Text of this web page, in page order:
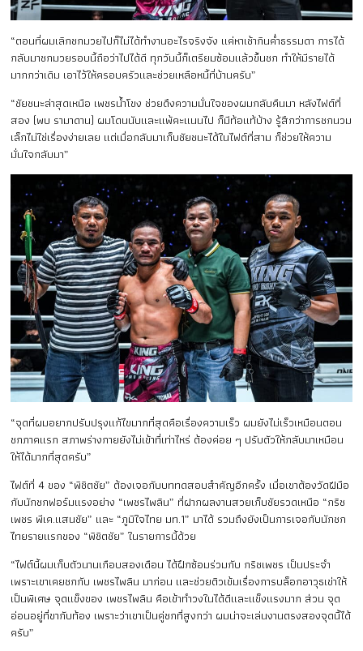
“ตอนที่ผมเลิกชกมวยไปก็ไม่ได้ทำงานอะไรจริงจัง แค่หาเช้ากินค่ำธรรมดา การได้
กลับมาชกมวยรอบนี้ถือว่าไปได้ดี ทุกวันนี้ก็เตรียมซ้อมแล้วขึ้นชก ทำให้มีรายได้
มากกว่าเดิม เอาไว้ให้ครอบครัวและช่วยเหลือหนี้ที่บ้านครับ”
“ชัยชนะล่าสุดเหนือ เพชรน้ำโขง ช่วยดึงความมั่นใจของผมกลับคืนมา หลังไฟต์ที่
สอง (พบ รามาดาน) ผมโดนนับและแพ้คะแนนไป ก็มีท้อแท้บ้าง รู้สึกว่าการชกนวม
เล็กไม่ใช่เรื่องง่ายเลย แต่เมื่อกลับมาเก็บชัยชนะได้ในไฟต์ที่สาม ก็ช่วยให้ความ
มั่นใจกลับมา”
“จุดที่ผมอยากปรับปรุงแก้ไขมากที่สุดคือเรื่องความเร็ว ผมยังไม่เร็วเหมือนตอน
ชกภาคแรก สภาพร่างกายยังไม่เข้าที่เท่าไหร่ ต้องค่อย ๆ ปรับตัวให้กลับมาเหมือน
ให้ได้มากที่สุดครับ”
ไฟต์ที่ 4 ของ “พิชิตชัย” ต้องเจอกับบททดสอบสำคัญอีกครั้ง เมื่อเขาต้องวัดฝีมือ
กับนักชกฟอร์มแรงอย่าง “เพชรไพลิน” ที่ฝากผลงานสวยเก็บชัยรวดเหนือ “กริช
เพชร พีเค.แสนชัย” และ “ภูมิใจไทย มท.1” มาได้ รวมถึงยังเป็นการเจอกับนักชก
ไทยรายแรกของ “พิชิตชัย” ในรายการนี้ด้วย
“ไฟต์นี้ผมเก็บตัวนานเกือบสองเดือน ได้ฝึกซ้อมร่วมกับ กริชเพชร เป็นประจำ
เพราะเขาเคยชกกับ เพชรไพลิน มาก่อน และช่วยติวเข้มเรื่องการบล็อกอาวุธเข่าให้
เป็นพิเศษ จุดแข็งของ เพชรไพลิน คือเข้าทำวงในได้ดีและแข็งแรงมาก ส่วน จุด
อ่อนอยู่ที่ขากับท้อง เพราะว่าเขาเป็นคู่ชกที่สูงกว่า ผมน่าจะเล่นงานตรงสองจุดนี้ได้
ครับ”